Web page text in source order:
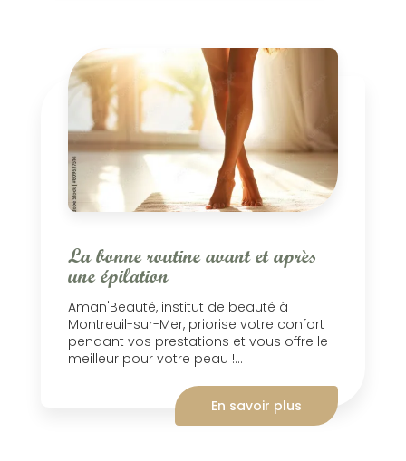
La bonne routine avant et après
une épilation
Aman'Beauté, institut de beauté à
Montreuil-sur-Mer, priorise votre confort
pendant vos prestations et vous offre le
meilleur pour votre peau !...
En savoir plus